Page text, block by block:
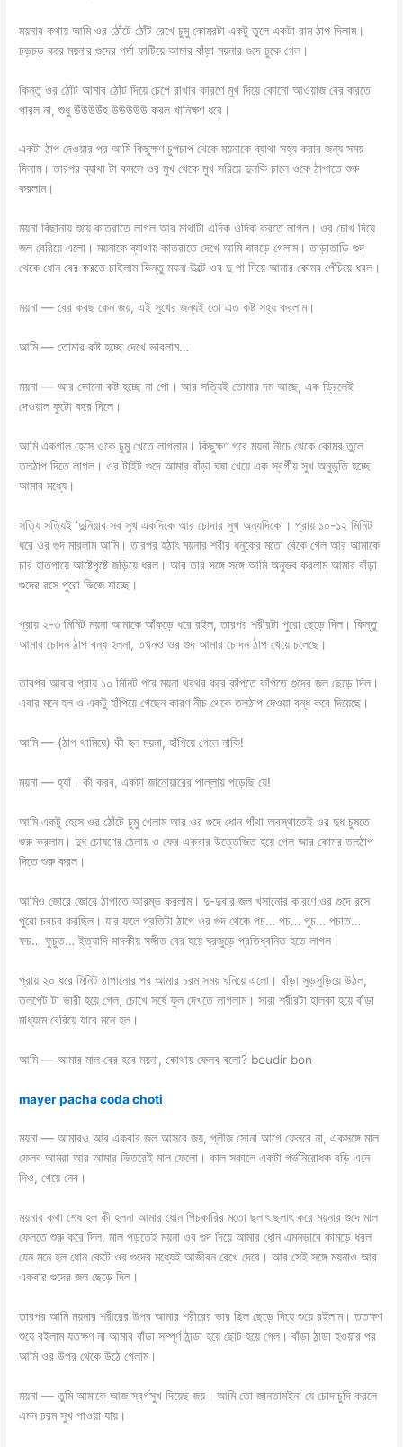
ময়নার কথায় আমি ওর ঠোঁটে ঠোঁট রেখে চুমু কোমরটা একটু তুলে একটা রাম ঠাপ দিলাম।
চড়চড় করে ময়নার গুদের পর্দা ফাটিয়ে আমার বাঁড়া ময়নার গুদে ঢুকে গেল।
কিন্তু ওর ঠোঁট আমার ঠোঁট দিয়ে চেপে রাখার কারণে মুখ দিয়ে কোনো আওয়াজ বের করতে
পারল না, শুধু উঁউউউঁহ উউউউউ করল খানিক্ষণ ধরে।
একটা ঠাপ দেওয়ার পর আমি কিছুক্ষণ চুপচাপ থেকে ময়নাকে ব্যাথা সহ্য করার জন্য সময়
দিলাম। তারপর ব্যাথা টা কমলে ওর মুখ থেকে মুখ সরিয়ে দুলকি চালে ওকে ঠাপাতে শুরু
করলাম।
ময়না বিছানায় শুয়ে কাতরাতে লাগল আর মাথাটা এদিক ওদিক করতে লাগল। ওর চোখ দিয়ে
জল বেরিয়ে এলো। ময়নাকে ব্যাথায় কাতরাতে দেখে আমি ঘাবড়ে গেলাম। তাড়াতাড়ি গুদ
থেকে ধোন বের করতে চাইলাম কিন্তু ময়না উল্টে ওর দু পা দিয়ে আমার কোমর পেঁচিয়ে ধরল।
ময়না — বের করছ কেন জয়, এই সুখের জন্য‌ই তো এত কষ্ট সহ্য করলাম।
আমি — তোমার কষ্ট হচ্ছে দেখে ভাবলাম…
ময়না — আর কোনো কষ্ট হচ্ছে না গো। আর সত্যি‌ই তোমার দম আছে, এক ড্রিলেই
দেওয়াল ফুটো করে দিলে।
আমি একগাল হেসে ওকে চুমু খেতে লাগলাম। কিছুক্ষণ পরে ময়না নীচে থেকে কোমর তুলে
তলঠাপ দিতে লাগল। ওর টাইট গুদে আমার বাঁড়া ঘষা খেয়ে এক স্বর্গীয় সুখ অনুভুতি হচ্ছে
আমার মধ্যে।
সত্যি সত্যিই ‘দুনিয়ার সব সুখ একদিকে আর চোদার সুখ অন্যদিকে’। প্রায় ১০-১২ মিনিট
ধরে ওর গুদ মারলাম আমি। তারপর হঠাৎ ময়নার শরীর ধনুকের মতো বেঁকে গেল আর আমাকে
চার হাতপায়ে আষ্টেপৃষ্টে জড়িয়ে ধরল। আর তার সঙ্গে সঙ্গে আমি অনুভব করলাম আমার বাঁড়া
গুদের রসে পুরো ভিজে যাচ্ছে।
প্রায় ২-৩ মিনিট ময়না আমাকে আঁকড়ে ধরে র‌ইল, তারপর শরীরটা পুরো ছেড়ে দিল। কিন্তু
আমার চোদন ঠাপ বন্ধ হলনা, তখন‌ও ওর গুদ আমার চোদন ঠাপ খেয়ে চলেছে।
তারপর আবার প্রায় ১০ মিনিট পরে ময়না থরথর করে কাঁপতে কাঁপতে গুদের জল ছেড়ে দিল।
এবার মনে হল ও একটু হাঁপিয়ে গেছেন কারণ নীচ থেকে তলঠাপ দেওয়া বন্ধ করে দিয়েছে।
আমি — (ঠাপ থামিয়ে) কী হল ময়না, হাঁপিয়ে গেলে নাকি!
ময়না — হ্যাঁ। কী করব, একটা জানোয়ারের পাল্লায় পড়েছি যে!
আমি একটু হেসে ওর ঠোঁটে চুমু খেলাম আর ওর গুদে ধোন গাঁথা অবস্থাতেই ওর দুধ চুষতে
শুরু করলাম। দুধ চোষণের ঠেলায় ও ফের একবার উত্তেজিত হয়ে গেল আর কোমর তলঠাপ
দিতে শুরু করল।
আমিও জোরে জোরে ঠাপাতে আরম্ভ করলাম। দু-দুবার জল খসানোর কারণে ওর গুদে রসে
পুরো চবচব করছিল। যার ফলে প্রতিটা ঠাপে ওর গুদ থেকে পচ… পচ… পুচ… পচাত…
ফচ… ফুচুত… ইত্যাদি মাদকীয় সঙ্গীত বের হয়ে ঘরজুড়ে প্রতিধ্বনিত হতে লাগল।
প্রায় ২০ ধরে মিনিট ঠাপানোর পর আমার চরম সময় ঘনিয়ে এলো। বাঁড়া সুড়সুড়িয়ে উঠল,
তলপেট টা ভারী হয়ে গেল, চোখে সর্ষে ফুল দেখতে লাগলাম। সারা শরীরটা হালকা হয়ে বাঁড়া
মাধ্যমে বেরিয়ে যাবে মনে হল।
আমি — আমার মাল বের হবে ময়না, কোথায় ফেলব বলো? boudir bon
mayer pacha coda choti
ময়না — আমার‌ও আর একবার জল আসবে জয়, প্লীজ সোনা আগে ফেলবে না, একসঙ্গে মাল
ফেলব আমরা আর আমার ভিতরেই মাল ফেলো। কাল সকালে একটা গর্ভনিরোধক বড়ি এনে
দিও, খেয়ে নেব।
ময়নার কথা শেষ হল কী হলনা আমার ধোন পিচকারির মতো ছলাৎ ছলাৎ করে ময়নার গুদে মাল
ফেলতে শুরু করে দিল, মাল পড়তেই ময়না ওর গুদ দিয়ে আমার ধোন এমনভাবে কামড়ে ধরল
যেন মনে হল ধোন কেটে ওর গুদের মধ্যেই আজীবন রেখে দেবে। আর সেই সঙ্গে ময়নাও আর
একবার গুদের জল ছেড়ে দিল।
তারপর আমি ময়নার শরীরের উপর আমার শরীরের ভার ছিল ছেড়ে দিয়ে শুয়ে র‌ইলাম। ততক্ষণ
শুয়ে র‌ইলাম যতক্ষণ না আমার বাঁড়া সম্পূর্ণ ঠান্ডা হয়ে ছোট হয়ে গেল। বাঁড়া ঠান্ডা হ‌ওয়ার পর
আমি ওর উপর থেকে উঠে গেলাম।
ময়না — তুমি আমাকে আজ স্বর্গসুখ দিয়েছ জয়। আমি তো জানতাম‌ইনা যে চোদাচুদি করলে
এমন চরম সুখ পাওয়া যায়।